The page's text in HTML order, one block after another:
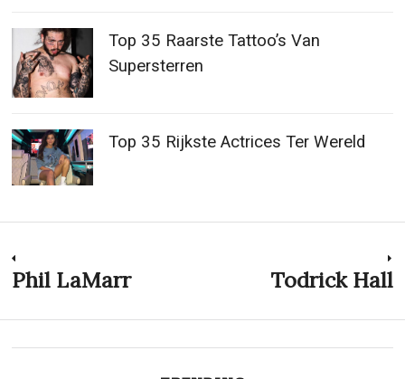
Top 35 Raarste Tattoo’s Van
Supersterren
Top 35 Rijkste Actrices Ter Wereld
Post
navigation
Previous
Phil LaMarr Todrick Hall